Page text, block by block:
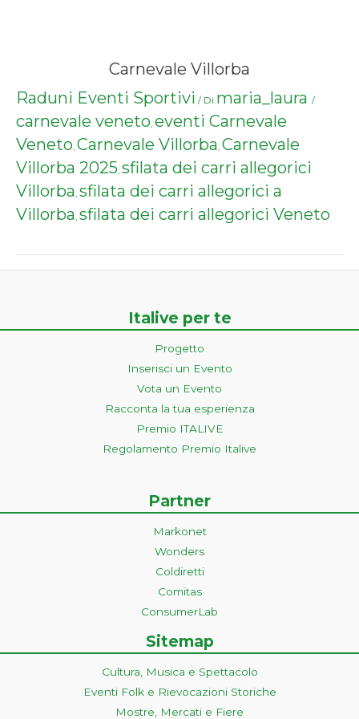
Carnevale Villorba
Raduni Eventi Sportivi / Di maria_laura /
carnevale veneto, eventi Carnevale
Veneto, Carnevale Villorba, Carnevale
Villorba 2025, sfilata dei carri allegorici
Villorba, sfilata dei carri allegorici a
Villorba, sfilata dei carri allegorici Veneto
Italive per te
Progetto
Inserisci un Evento
Vota un Evento
Racconta la tua esperienza
Premio ITALIVE
Regolamento Premio Italive
Partner
Markonet
Wonders
Coldiretti
Comitas
ConsumerLab
Sitemap
Cultura, Musica e Spettacolo
Eventi Folk e Rievocazioni Storiche
Mostre, Mercati e Fiere